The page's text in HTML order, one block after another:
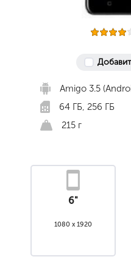
Amigo 3.5
64 ГБ, 256 ГБ
215 г
6"
1080 x 1920